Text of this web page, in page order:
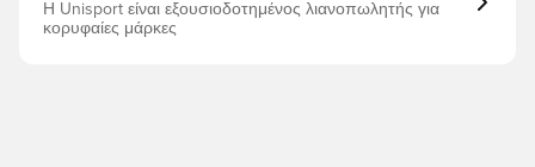
Η Unisport είναι εξουσιοδοτημένος λιανοπωλητής για
κορυφαίες μάρκες